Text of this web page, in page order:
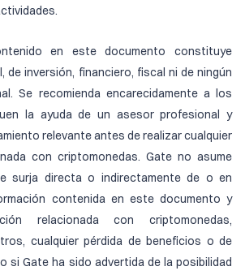
en este documento constituye
de inversión, financiero, fiscal ni de ningún
Se recomienda encarecidamente a los
la ayuda de un asesor profesional y
relevante antes de realizar cualquier
con criptomonedas. Gate no asume
surja directa o indirectamente de o en
contenida en este documento y
relacionada con criptomonedas,
cualquier pérdida de beneficios o de
si Gate ha sido advertida de la posibilidad